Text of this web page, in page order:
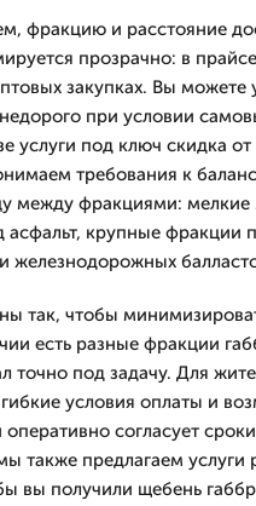
фракцию и расстояние
прозрачно: в
закупках. Вы можете
при условии
услуги под ключ скидка
требования к
между фракциями:
асфальт, крупные фракции
железнодорожных
так, чтобы
есть разные фракции
точно под задачу. Для
условия оплаты и
согласует
также предлагаем услуги
вы получили щебень